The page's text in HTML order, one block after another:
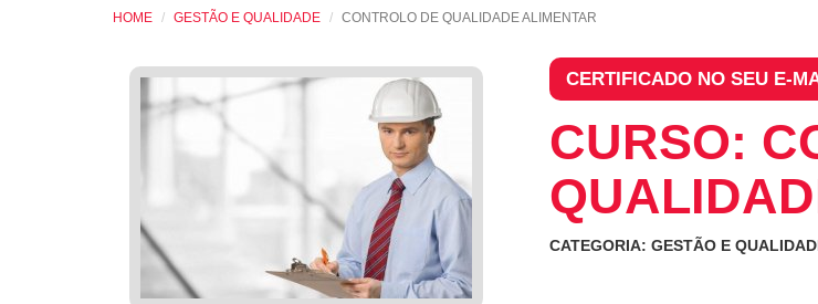
HOME GESTÃO E QUALIDADE CONTROLO DE QUALIDADE ALIMENTAR
CERTIFICADO NO SEU E-
CURSO:
CATEGORIA: GESTÃO E